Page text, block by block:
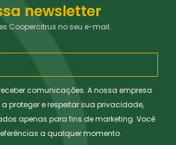
newsletter
Coopercitrus no seu e-mail.
comunicações. A nossa empresa
proteger e respeitar sua privacidade,
apenas para fins de marketing. Você
a qualquer momento.